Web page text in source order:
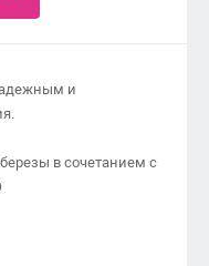
и
в сочетанием с